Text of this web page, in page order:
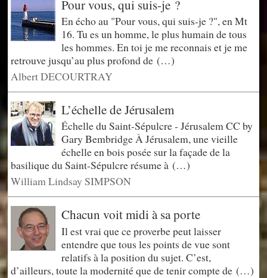
Pour vous, qui suis-je ?
En écho au "Pour vous, qui suis-je ?", en Mt
16. Tu es un homme, le plus humain de tous
les hommes. En toi je me reconnais et je me
retrouve jusqu’au plus profond de (…)
Albert DECOURTRAY
L’échelle de Jérusalem
Échelle du Saint-Sépulcre - Jérusalem CC by
Gary Bembridge À Jérusalem, une vieille
échelle en bois posée sur la façade de la
basilique du Saint-Sépulcre résume à (…)
William Lindsay SIMPSON
Chacun voit midi à sa porte
Il est vrai que ce proverbe peut laisser
entendre que tous les points de vue sont
relatifs à la position du sujet. C’est,
d’ailleurs, toute la modernité que de tenir compte de (…)